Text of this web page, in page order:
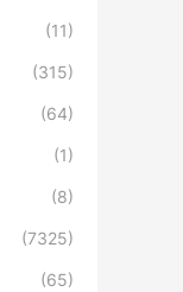
(11)
(315)
(64)
(1)
(8)
(7325)
(65)